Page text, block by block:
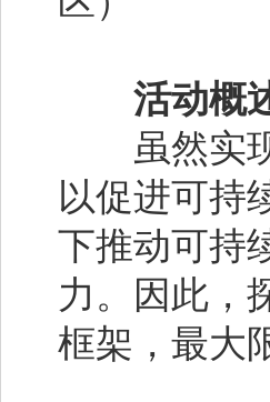
活动概
虽然实现
以促进可持
下推动可持
力。因此，
框架，最大